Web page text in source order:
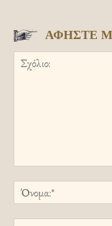
ΑΦΗΣΤΕ